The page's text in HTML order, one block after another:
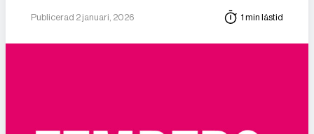
Publicerad 2 januari, 2026 1 min lästid